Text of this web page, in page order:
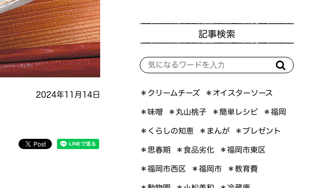
2024年11月14日
記事検索
＊クリームチーズ ＊オイスターソース
＊味噌 ＊丸山桃子 ＊簡単レシピ ＊福岡
＊くらしの知恵 ＊まんが ＊プレゼント
＊思春期 ＊食品劣化 ＊福岡市東区
＊福岡市西区 ＊福岡市 ＊教育費